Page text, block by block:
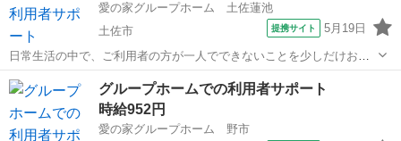
愛の家グループホーム 土佐蓮池
土佐市
提携サイト 5月19日
日常生活の中で、ご利用者の方が一人でできないことを少しだけお手
伝いするお仕事がメインになります。 一緒に料理を作ったり、洗濯物
を干したり、お買い物に出かけてみたり…♪ あくまでもサポートなの
で、特別なスキルは無くても大丈夫で...
高知
グループホームでの利用者サポート
時給952円
愛の家グループホーム 野市